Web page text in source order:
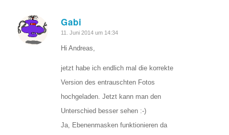
Gabi
sagte:
11. Juni 2014 um 14:34
Hi Andreas,
jetzt habe ich endlich mal die korrekte
Version des entrauschten Fotos
hochgeladen. Jetzt kann man den
Unterschied besser sehen :-)
Ja, Ebenenmasken funktionieren da